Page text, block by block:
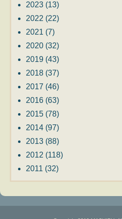
2023 (13)
2022 (22)
2021 (7)
2020 (32)
2019 (43)
2018 (37)
2017 (46)
2016 (63)
2015 (78)
2014 (97)
2013 (88)
2012 (118)
2011 (32)